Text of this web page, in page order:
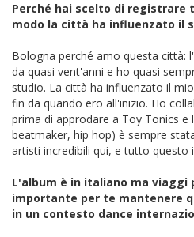
Perché hai scelto di registrare
modo la città ha influenzato il
Bologna perché amo questa città:
da quasi vent'anni e ho quasi
studio. La città ha influenzato il
fin da quando ero all'inizio. Ho
prima di approdare a Toy Tonics e
beatmaker, hip hop) è sempre
artisti incredibili qui, e tutto questo
L'album è in italiano ma viaggi
importante per te mantenere
in un contesto dance